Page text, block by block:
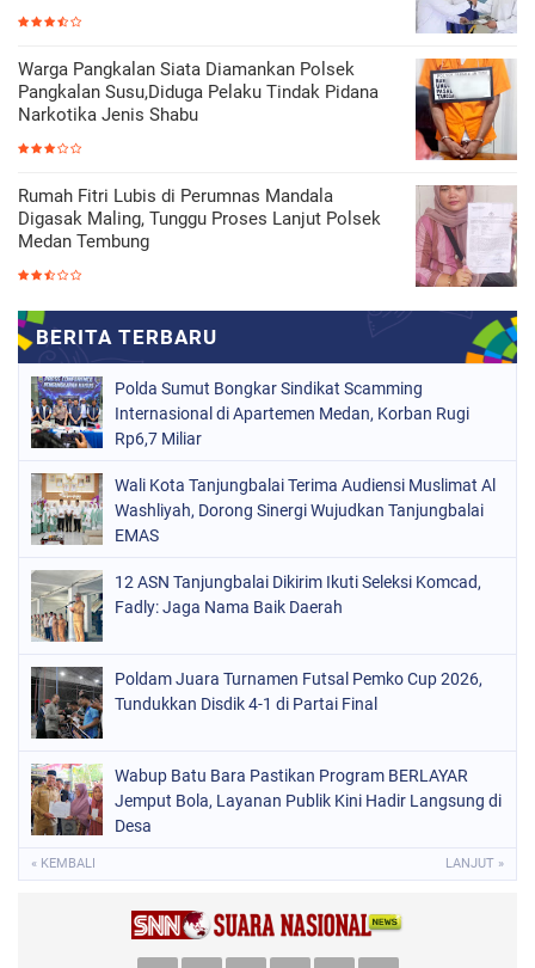
Warga Pangkalan Siata Diamankan Polsek
Pangkalan Susu,Diduga Pelaku Tindak Pidana
Narkotika Jenis Shabu
Rumah Fitri Lubis di Perumnas Mandala
Digasak Maling, Tunggu Proses Lanjut Polsek
Medan Tembung
Polda Sumut Bongkar Sindikat Scamming
Internasional di Apartemen Medan, Korban Rugi
Rp6,7 Miliar
Wali Kota Tanjungbalai Terima Audiensi Muslimat Al
Washliyah, Dorong Sinergi Wujudkan Tanjungbalai
EMAS
12 ASN Tanjungbalai Dikirim Ikuti Seleksi Komcad,
Fadly: Jaga Nama Baik Daerah
Poldam Juara Turnamen Futsal Pemko Cup 2026,
Tundukkan Disdik 4-1 di Partai Final
Wabup Batu Bara Pastikan Program BERLAYAR
Jemput Bola, Layanan Publik Kini Hadir Langsung di
Desa
« KEMBALI LANJUT »